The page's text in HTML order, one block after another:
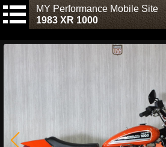
MY Performance Mobile Site
1983 XR 1000